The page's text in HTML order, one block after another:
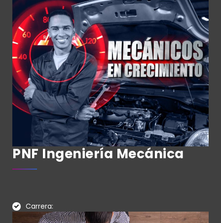
PNF Ingeniería Mecánica
Carrera: